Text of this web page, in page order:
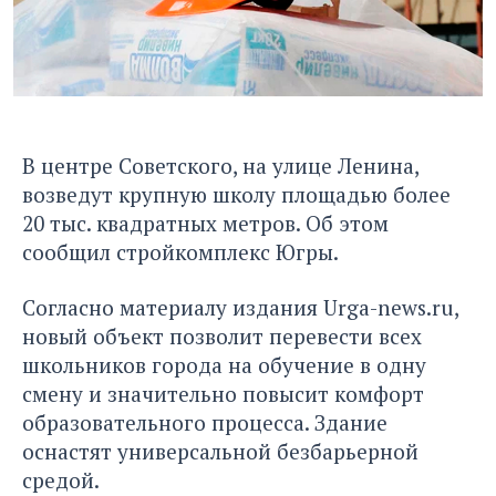
В центре Советского, на улице Ленина,
возведут крупную школу площадью более
20 тыс. квадратных метров. Об этом
сообщил стройкомплекс Югры.
Согласно материалу издания Urga-news.ru,
новый объект позволит перевести всех
школьников города на обучение в одну
смену и значительно повысит комфорт
образовательного процесса. Здание
оснастят универсальной безбарьерной
средой.